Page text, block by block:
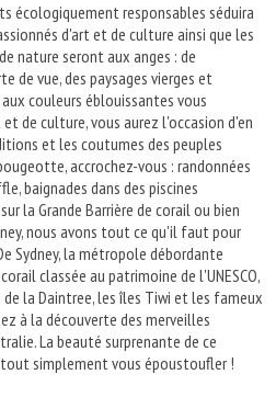
écologiquement responsables séduira
d'art et de culture ainsi que les
nature seront aux anges : de
de vue, des paysages vierges et
couleurs éblouissantes vous
de culture, vous aurez l'occasion d'en
et les coutumes des peuples
accrochez-vous : randonnées
baignades dans des piscines
la Grande Barrière de corail ou bien
nous avons tout ce qu'il faut pour
Sydney, la métropole débordante
classée au patrimoine de l'UNESCO,
la Daintree, les îles Tiwi et les fameux
à la découverte des merveilles
La beauté surprenante de ce
simplement vous époustoufler !